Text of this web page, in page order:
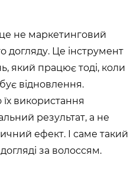
не маркетинговий
догляду. Це інструмент
який працює тоді, коли
відновлення.
їх використання
результат, а не
ефект. І саме такий
за волоссям.